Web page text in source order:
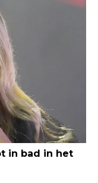
in bad in het